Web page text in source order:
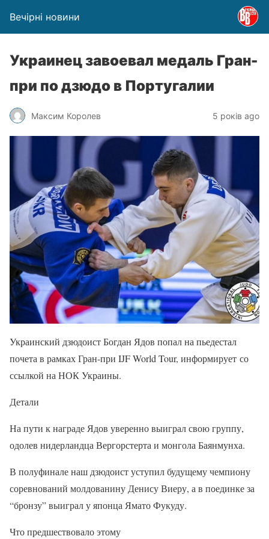
Вечірні новини
Украинец завоевал медаль Гран-
при по дзюдо в Португалии
Максим Королев 5 років ago
Украинский дзюдоист Богдан Ядов попал на пьедестал
почета в рамках Гран-при IJF World Tour, информирует со
ссылкой на НОК Украины.
Детали
На пути к награде Ядов уверенно выиграл свою группу,
одолев нидерландца Вергорстерта и монгола Баянмунха.
В полуфинале наш дзюдоист уступил будущему чемпиону
соревнований молдованину Денису Виеру, а в поединке за
“бронзу” выиграл у японца Ямато Фукуду.
Что предшествовало этому